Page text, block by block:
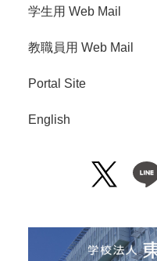
学生用 Web Mail
教職員用 Web Mail
Portal Site
English